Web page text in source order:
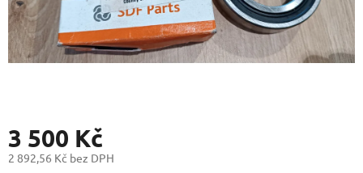
3 500 Kč
2 892,56 Kč bez DPH